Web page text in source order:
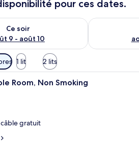
pour ces dates.
Ce soir
9 - août 10
pour ce soir août 9 - août 10
Vérifier la
1 lit 2 lits
Une chambre d’hôtel avec
Room, Non Smoking
gratuit